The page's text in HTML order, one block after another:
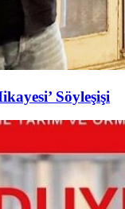
Söyleşişi